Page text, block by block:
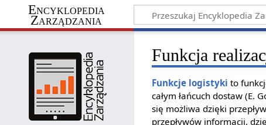
Encyklopedia
Zarządzania
Funkcja
Funkcje logistyki to
całym łańcuch dostaw (E.
się możliwa dzięki
przepływów informacji,